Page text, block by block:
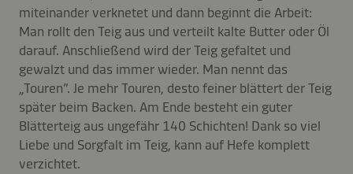
miteinander verknetet und dann beginnt die Arbeit:
Man rollt den Teig aus und verteilt kalte Butter oder Öl
darauf. Anschließend wird der Teig gefaltet und
gewalzt und das immer wieder. Man nennt das
„Touren”. Je mehr Touren, desto feiner blättert der Teig
später beim Backen. Am Ende besteht ein guter
Blätterteig aus ungefähr 140 Schichten! Dank so viel
Liebe und Sorgfalt im Teig, kann auf Hefe komplett
verzichtet.